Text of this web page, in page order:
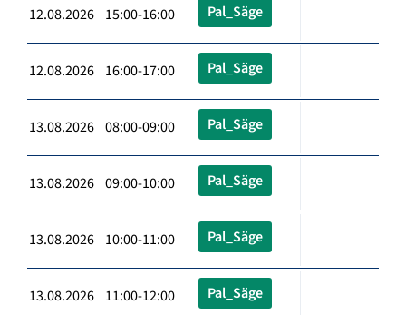
12.08.2026 15:00-16:00 Pal_Säge
12.08.2026 16:00-17:00 Pal_Säge
13.08.2026 08:00-09:00 Pal_Säge
13.08.2026 09:00-10:00 Pal_Säge
13.08.2026 10:00-11:00 Pal_Säge
13.08.2026 11:00-12:00 Pal_Säge